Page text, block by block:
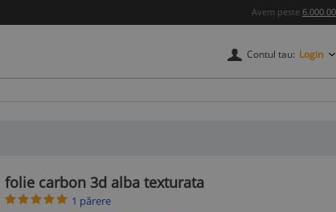
Avem peste
Contul tau: Login
folie carbon 3d alba texturata
1 părere